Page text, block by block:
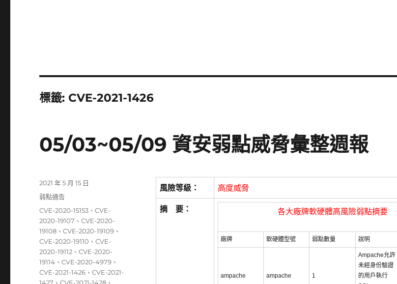
標籤: CVE-2021-1426
05/03~05/09 資安弱點威脅彙整週報
風險等級： 高度威脅
摘 要： 各大廠牌軟硬體高風險弱點摘要
廠牌 軟硬體型號 弱點數量 說明
ampache ampache 1
Ampache允許
未經身份驗證
的用戶執行
發
佈
期:
2021 年 5 月 15 日
分
弱點通告
標
籤
CVE-2020-15153 、CVE-
2020-19107 、CVE-2020-
19108 、CVE-2020-19109 、
CVE-2020-19110 、CVE-
2020-19112 、CVE-2020-
19114 、CVE-2020-4979 、
CVE-2021-1426 、CVE-2021-